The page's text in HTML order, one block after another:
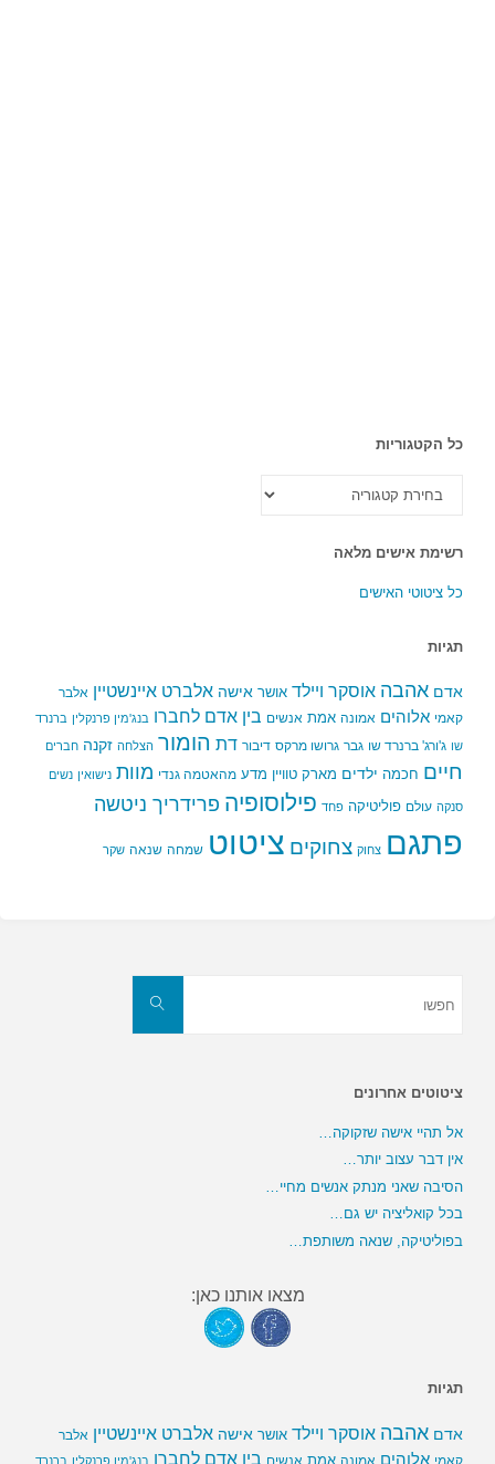
כל הקטגוריות
הקטגוריות
רשימת אישים מלאה
כל ציטוטי האישים
תגיות
אדם אהבה אוסקר ויילד אושר אישה אלברט איינשטיין אלבר
קאמי אלוהים אמונה אמת אנשים בין אדם לחברו בנג'מין פרנקלין ברנרד
שו ג'ורג' ברנרד שו גבר גרושו מרקס דיבור דת הומור הצלחה זקנה חברים
חיים חכמה ילדים מארק טוויין מדע מהאטמה גנדי מוות נישואין נשים
סנקה עולם פוליטיקה פחד פילוסופיה פרידריך ניטשה
פתגם צחוק צחוקים ציטוט שמחה שנאה שקר
חפשו
ציטוטים אחרונים
אל תהיי אישה שזקוקה…
אין דבר עצוב יותר…
הסיבה שאני מנתק אנשים מחיי…
בכל קואליציה יש גם…
בפוליטיקה, שנאה משותפת…
מצאו אותנו כאן:
תגיות
אדם אהבה אוסקר ויילד אושר אישה אלברט איינשטיין אלבר
אלוהים אמת בין אדם לחברו בנג'מין פרנקלין ברנרד